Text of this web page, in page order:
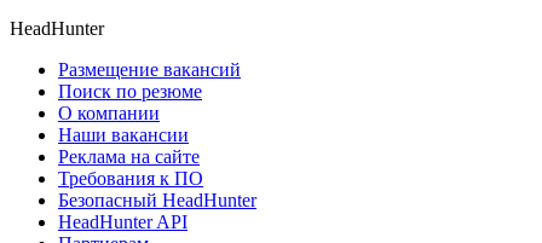
HeadHunter
Размещение вакансий
Поиск по резюме
О компании
Наши вакансии
Реклама на сайте
Требования к ПО
Безопасный HeadHunter
HeadHunter API